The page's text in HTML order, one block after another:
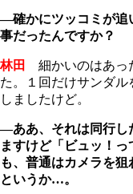
―確かにツッコミが追
事だったんですか？
林田
細かいのはあっ
た。１回だけサンダ
しましたけど。
―ああ、それは同行し
ますけど「ビュッ！
も、普通はカメラを
というか…。